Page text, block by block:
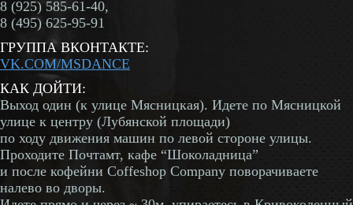
8 (925) 585-61-40,
8 (495) 625-95-91
ГРУППА ВКОНТАКТЕ:
VK.COM/MSDANCE
КАК ДОЙТИ:
Выход один (к улице Мясницкая). Идете по Мясницкой
улице к центру (Лубянской площади)
по ходу движения машин по левой стороне улицы.
Проходите Почтамт, кафе “Шоколадница”
и после кофейни Coffeshop Company поворачиваете
налево во дворы.